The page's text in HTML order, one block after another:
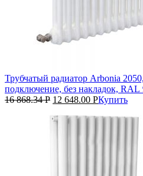
Трубчатый радиатор Arbonia
подключение, без накладок, RAL
16 868.34Р 12 648.00 РКупить